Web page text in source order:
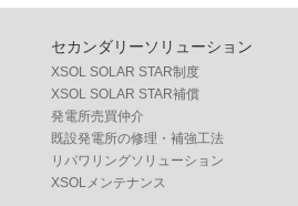
セカンダリーソリューション
XSOL SOLAR STAR制度
XSOL SOLAR STAR補償
発電所売買仲介
既設発電所の修理・補強工法
リパワリングソリューション
XSOLメンテナンス